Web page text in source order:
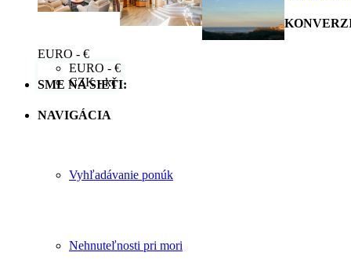
EURO - €
EURO - €
CZK - kč
SME NA SIETI:
NAVIGÁCIA
Vyhľadávanie ponúk
Nehnuteľnosti pri mori